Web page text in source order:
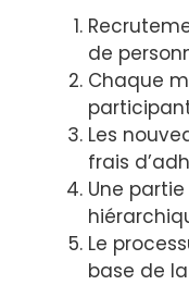
de
Chaque
Les
frais
Une
Le
base de